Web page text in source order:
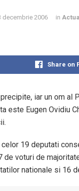
decembrie 2006 in
Share on
iar un om al
este Eugen Ovidiu
19 deputati
de voturi de
nationale si 16